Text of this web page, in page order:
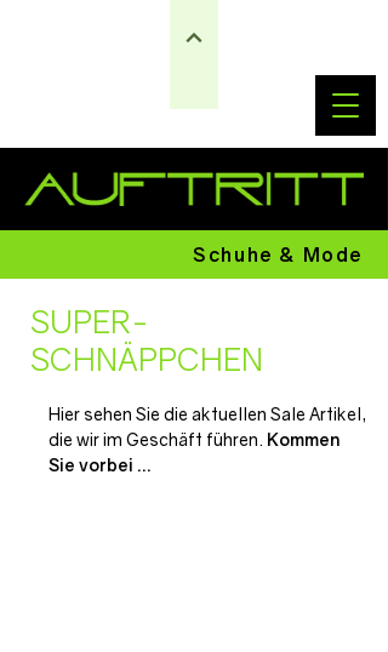
Schuhe & Mode
SUPER-
SCHNÄPPCHEN
Hier sehen Sie die aktuellen Sale Artikel,
die wir im Geschäft führen. Kommen
Sie vorbei ...